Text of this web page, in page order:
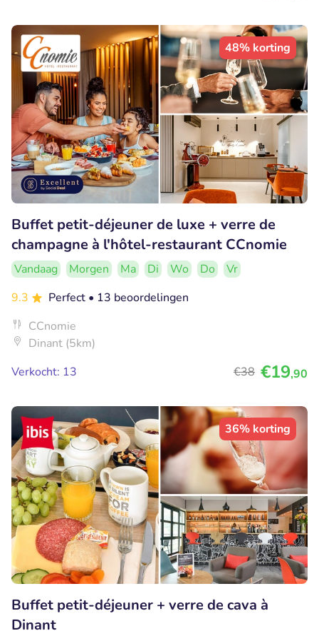
48% korting
Buffet petit-déjeuner de luxe + verre de
champagne à l'hôtel-restaurant CCnomie
Vandaag Morgen Ma Di Wo Do
Vr
9.3
Perfect • 13 beoordelingen
CCnomie
Dinant (5km)
Verkocht: 13
€38 €19,90
36% korting
Buffet petit-déjeuner + verre de cava à
Dinant